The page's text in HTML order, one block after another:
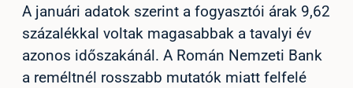
A januári adatok szerint a fogyasztói árak 9,62
százalékkal voltak magasabbak a tavalyi év
azonos időszakánál. A Román Nemzeti Bank
a reméltnél rosszabb mutatók miatt felfelé